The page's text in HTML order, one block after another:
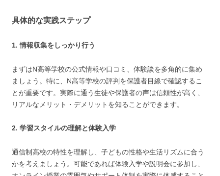
具体的な実践ステップ
1. 情報収集をしっかり行う
まずはN高等学校の公式情報や口コミ、体験談を多角的に集め
ましょう。特に、N高等学校の評判を保護者目線で確認するこ
とが重要です。実際に通う生徒や保護者の声は信頼性が高く、
リアルなメリット・デメリットを知ることができます。
2. 学習スタイルの理解と体験入学
通信制高校の特性を理解し、子どもの性格や生活リズムに合う
かを考えましょう。可能であれば体験入学や説明会に参加し、